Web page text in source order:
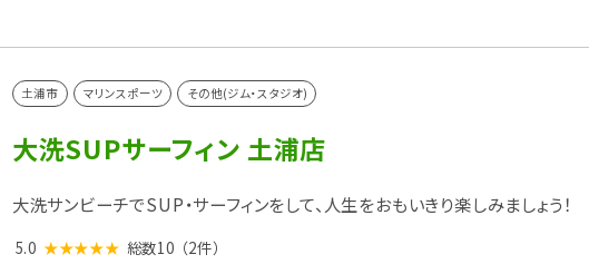
土浦市 マリンスポーツ その他(ジム・スタジオ)
大洗SUPサーフィン 土浦店
大洗サンビーチでSUP・サーフィンをして、人生をおもいきり楽しみましょう！
5.0 ★★★★★ 総数10 （2件）